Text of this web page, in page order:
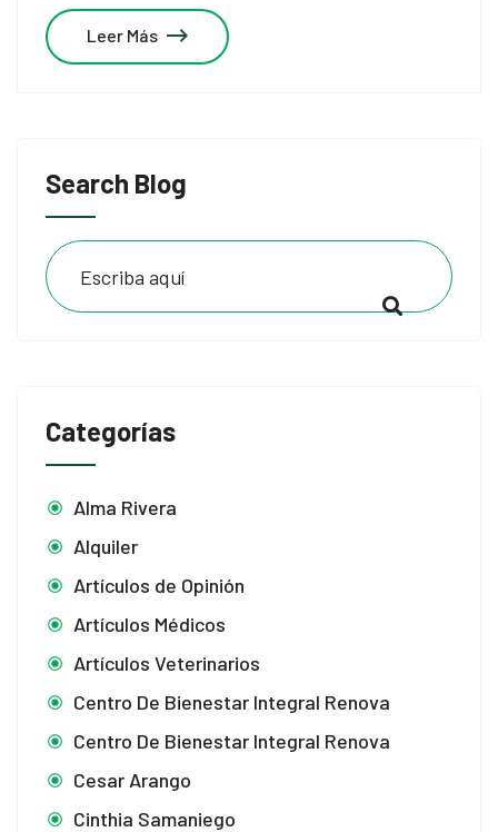
Search Blog
Categorías
Alma Rivera
Alquiler
Artículos de Opinión
Artículos Médicos
Artículos Veterinarios
Centro De Bienestar Integral Renova
Centro De Bienestar Integral Renova
Cesar Arango
Cinthia Samaniego
Leer Más